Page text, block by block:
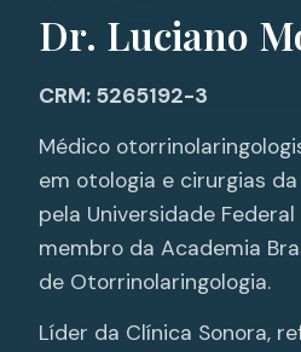
Dr. Luciano
CRM: 5265192-3
Médico
em otologia e cirurgias
pela Universidade
membro da Academia
de Otorrinolaringologia.
Líder da Clínica Sonora,